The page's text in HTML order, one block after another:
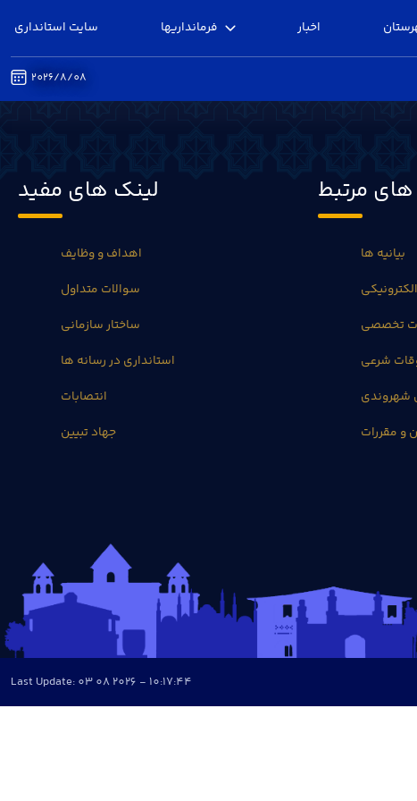
سایت استانداری فرمانداریها اخبار
2026/8/08
لینک های مفید
اهداف و وظایف
سوالات متداول
ساختار سازمانی
استانداری در رسانه ها
انتصابات
جهاد تبیین
مرتبط
بیانیه ها
تخصصی
شرعی
شهروندی
و مقررات
Last Update: 03 08 2026 - 10:17:44